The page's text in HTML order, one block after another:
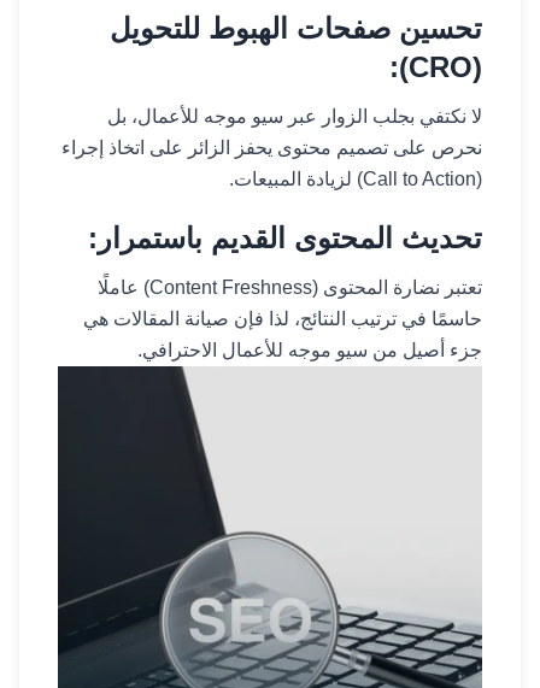
تحسين صفحات الهبوط للتحويل
(CRO):
لا نكتفي بجلب الزوار عبر سيو موجه للأعمال، بل
نحرص على تصميم محتوى يحفز الزائر على اتخاذ إجراء
(Call to Action) لزيادة المبيعات.
تحديث المحتوى القديم باستمرار:
تعتبر نضارة المحتوى (Content Freshness) عاملًا
حاسمًا في ترتيب النتائج، لذا فإن صيانة المقالات هي
جزء أصيل من سيو موجه للأعمال الاحترافي.